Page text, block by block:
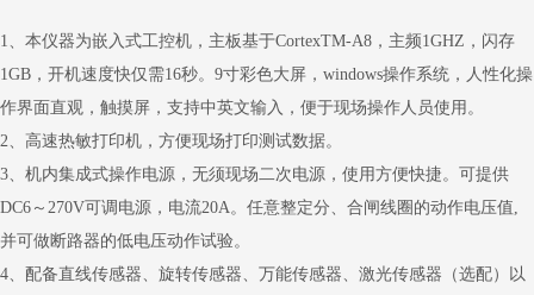
1、本仪器为嵌入式工控机，主板基于CortexTM-A8，主频1GHZ，闪存
1GB，开机速度快仅需16秒。9寸彩色大屏，windows操作系统，人性化操
作界面直观，触摸屏，支持中英文输入，便于现场操作人员使用。
2、高速热敏打印机，方便现场打印测试数据。
3、机内集成式操作电源，无须现场二次电源，使用方便快捷。可提供
DC6～270V可调电源，电流20A。任意整定分、合闸线圈的动作电压值,
并可做断路器的低电压动作试验。
4、配备直线传感器、旋转传感器、万能传感器、激光传感器（选配）以